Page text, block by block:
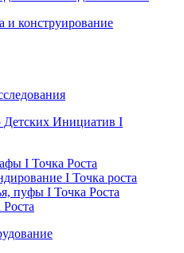
и конструирование
Детских Инициатив I
I Точка Роста
I Точка роста
пуфы I Точка Роста